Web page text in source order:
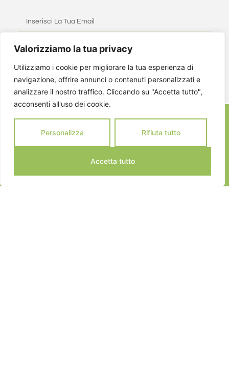
Valorizziamo la tua privacy
Utilizziamo i cookie per migliorare la tua esperienza di
navigazione, offrire annunci o contenuti personalizzati e
analizzare il nostro traffico. Cliccando su "Accetta tutto",
acconsenti all'uso dei cookie.
Personalizza Rifiuta tutto
Accetta tutto